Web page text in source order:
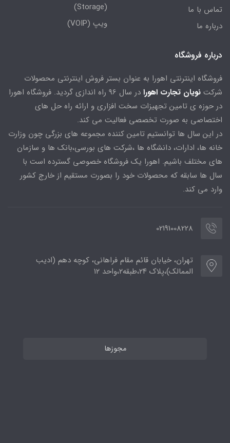
تماس با ما
درباره ما
(Storage)
ویپ (VOIP)
درباره فروشگاه
فروشگاه اینترنتی اهورا به عنوان بستر فروش اینترنتی محصولات
شرکت نویان تجارت اهورا
در سال 96 راه اندازی گردید. فروشگاه اهورا
در حوزه ی تامین تجهیزات سخت افزاری و ارائه راه حل های
اختصاصی به صورت تخصصی فعالیت می کند.
در این سال ها توانستیم تامین کننده مجموعه های بزرگی چون وزارت
خانه ها، ادارات، دانشگاه ها ،شرکت های بورسی،بانک ها و سازمان
های مختلف باشیم. اهورا یک فروشگاه خصوصی گسترده است با
سال ها سابقه که محصولات خود را بصورت مستقیم از خارج کشور
وارد می کند.
02191008228
تهران، خیابان قائم مقام فراهانی، کوچه دهم (ادیب
الممالک)،پلاک ۲۴،طبقه۲،واحد ۱۲
مجوزها